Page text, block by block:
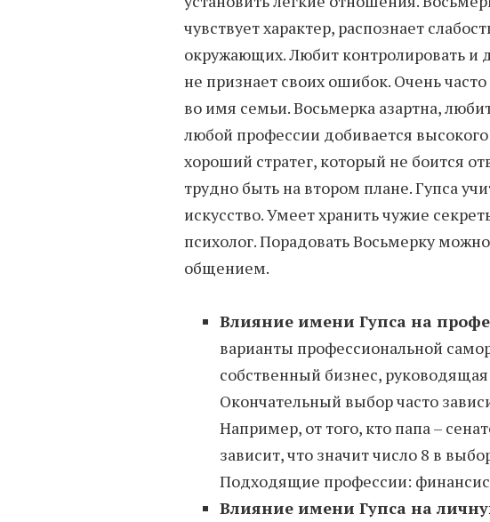
чувствует характер, распознает
окружающих. Любит контролировать и
не признает своих ошибок. Очень
во имя семьи. Восьмерка азартна,
любой профессии добивается
хороший стратег, который не боится
трудно быть на втором плане. Гупса
искусство. Умеет хранить чужие
психолог. Порадовать Восьмерку
общением.
Влияние имени Гупса на
варианты профессиональной
собственный бизнес,
Окончательный выбор часто
Например, от того, кто папа –
зависит, что значит число 8 в
Подходящие профессии:
Влияние имени Гупса на